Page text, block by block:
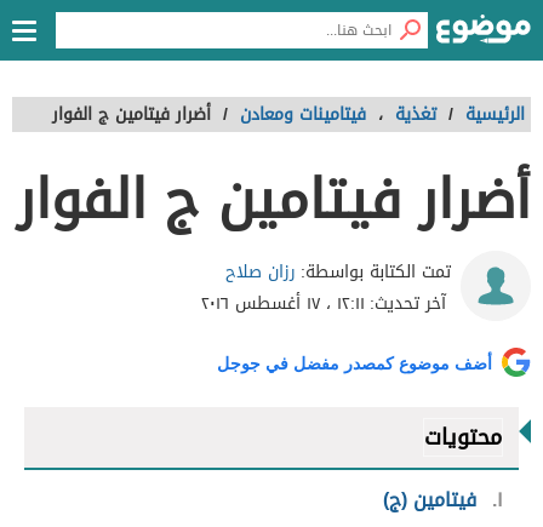
الرئيسية / تغذية ، فيتامينات ومعادن / أضرار فيتامين ج الفوار
أضرار فيتامين ج الفوار
تمت الكتابة بواسطة: رزان صلاح
آخر تحديث: ١٢:١١ ، ١٧ أغسطس ٢٠١٦
أضف موضوع كمصدر مفضل في جوجل
محتويات
١ فيتامين (ج)